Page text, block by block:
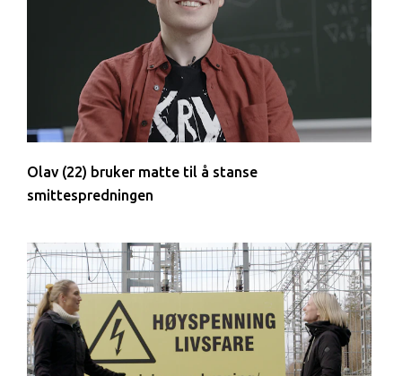
Olav (22) bruker matte til å stanse
smittespredningen